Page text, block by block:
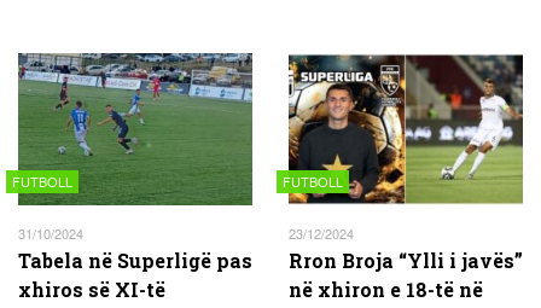
FUTBOLL
31/10/2024
Tabela në Superligë pas
xhiros së XI-të
FUTBOLL
23/12/2024
Rron Broja “Ylli i javës”
në xhiron e 18-të në